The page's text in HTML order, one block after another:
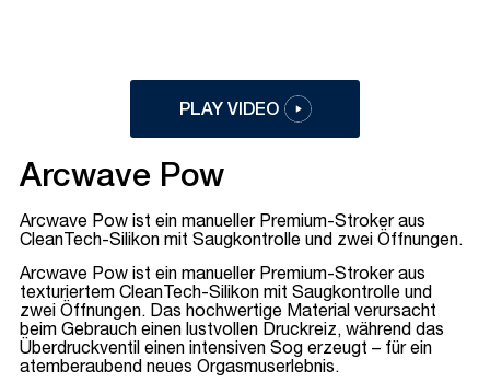
PLAY VIDEO
Arcwave Pow
Arcwave Pow ist ein manueller Premium-Stroker aus
CleanTech-Silikon mit Saugkontrolle und zwei Öffnungen.
Arcwave Pow ist ein manueller Premium-Stroker aus
texturiertem CleanTech-Silikon mit Saugkontrolle und
zwei Öffnungen. Das hochwertige Material verursacht
beim Gebrauch einen lustvollen Druckreiz, während das
Überdruckventil einen intensiven Sog erzeugt – für ein
atemberaubend neues Orgasmuserlebnis.